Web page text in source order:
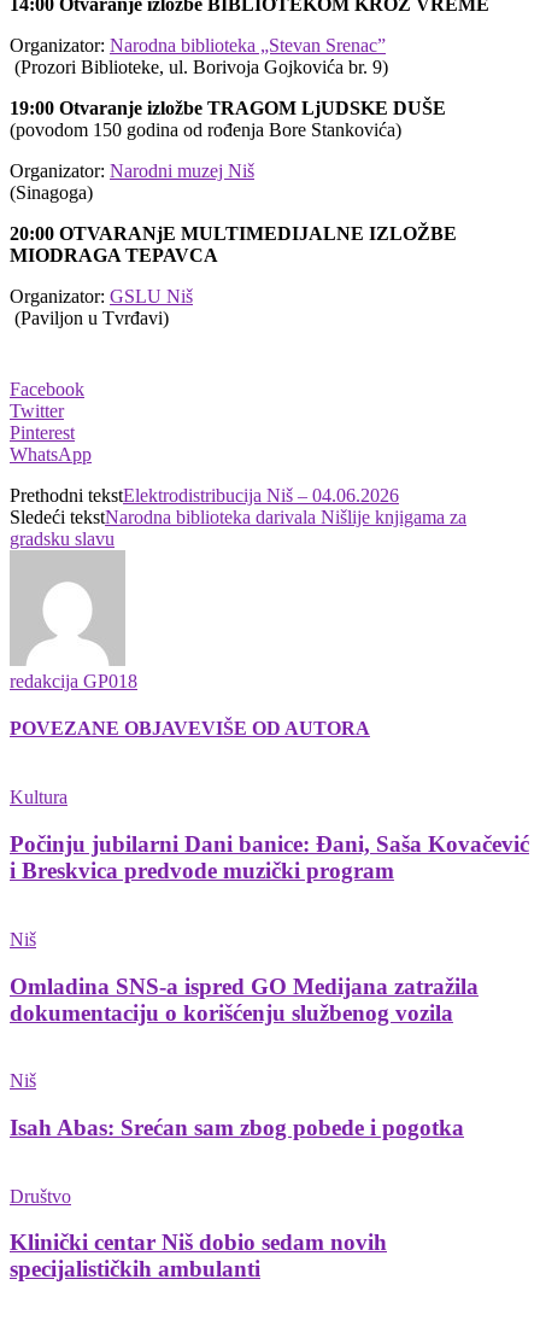
Organizator: Narodna biblioteka „Stevan Srenac”
​ (Prozori Biblioteke, ul. Borivoja Gojkovića br. 9)
19:00 Otvaranje izložbe TRAGOM LjUDSKE DUŠE
(povodom 150 godina od rođenja Bore Stankovića)
Organizator: Narodni muzej Niš
​(Sinagoga)
20:00 OTVARANjE MULTIMEDIJALNE IZLOŽBE
MIODRAGA TEPAVCA
Organizator: GSLU Niš
​ (Paviljon u Tvrđavi)
Facebook
Twitter
Pinterest
WhatsApp
Prethodni tekstElektrodistribucija Niš – 04.06.2026
Sledeći tekstNarodna biblioteka darivala Nišlije knjigama za
gradsku slavu
redakcija GP018
POVEZANE OBJAVEVIŠE OD AUTORA
Kultura
Počinju jubilarni Dani banice: Đani, Saša Kovačević
i Breskvica predvode muzički program
Niš
Omladina SNS-a ispred GO Medijana zatražila
dokumentaciju o korišćenju službenog vozila
Niš
Isah Abas: Srećan sam zbog pobede i pogotka
Društvo
Klinički centar Niš dobio sedam novih
specijalističkih ambulanti